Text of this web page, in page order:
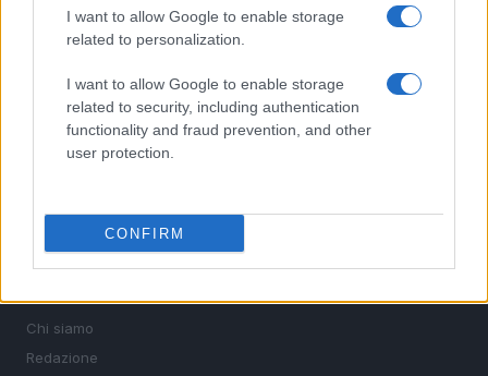
I want to allow Google to enable storage
related to personalization.
I want to allow Google to enable storage
related to security, including authentication
functionality and fraud prevention, and other
user protection.
CONFIRM
Tennis
Basket
Ciclismo
MAGAZINE
Chi siamo
Redazione